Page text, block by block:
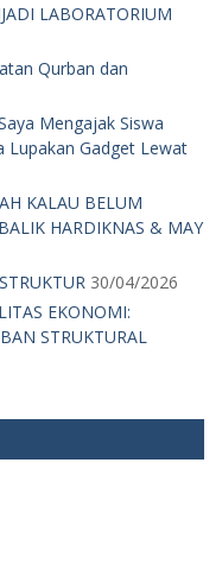
LABORATORIUM
Qurban dan
Mengajak Siswa
Lupakan Gadget Lewat
KALAU BELUM
HARDIKNAS & MAY
30/04/2026
EKONOMI:
STRUKTURAL